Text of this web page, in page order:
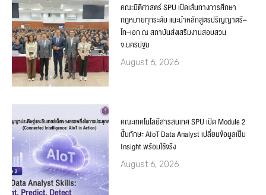
คณะนิติศาสตร์ SPU เปิดเส้นทางการศึกษา
กฎหมายทุกระดับ แนะนำหลักสูตรปริญญาตรี–
โท–เอก ณ สถาบันส่งเสริมงานสอบสวน
จ.นครปฐม
August 6, 2026
คณะเทคโนโลยีสารสนเทศ SPU เปิด Module 2
ปั้นทักษะ AIoT Data Analyst เปลี่ยนข้อมูลเป็น
Insight พร้อมใช้จริง
August 6, 2026